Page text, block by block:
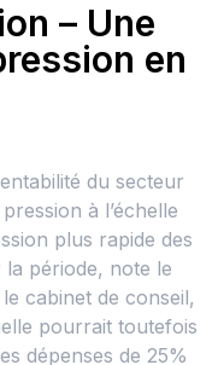
– Une
en
du secteur
à l’échelle
plus rapide des
période, note le
cabinet de conseil,
pourrait toutefois
dépenses de 25%